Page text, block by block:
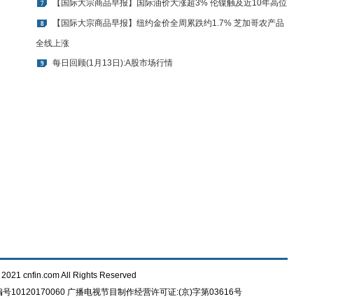
7 【国际大宗商品早报】国际油价大涨超3% 伦镍触及近10年高位
8 【国际大宗商品早报】纽约金价全周累跌约1.7% 芝加哥农产品
全线上涨
9 每日回顾(1月13日):A股市场行情
cnfin.com All Rights Reserved
号10120170060 广播电视节目制作经营许可证:(京)字第03616号